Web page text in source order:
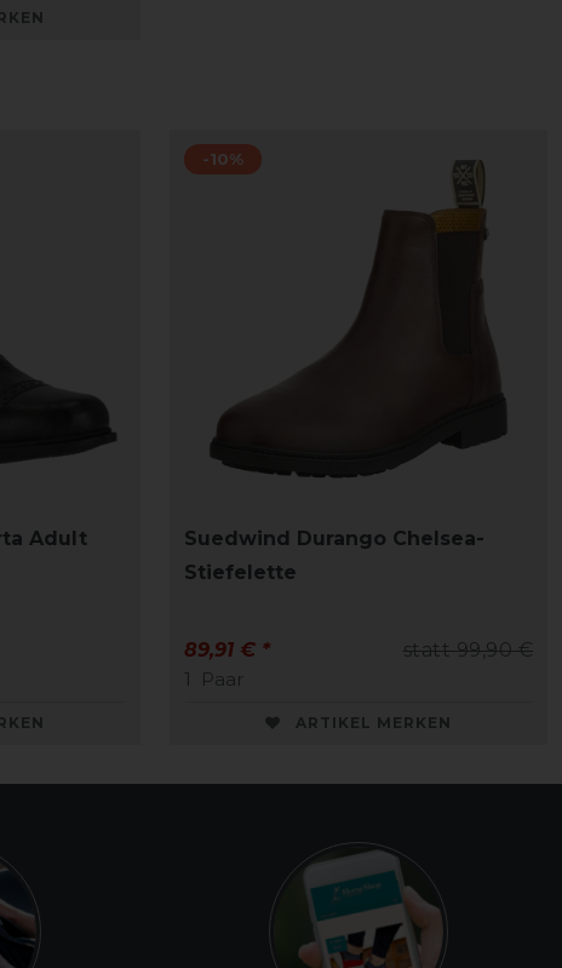
Adult
-10%
Suedwind Durango Chelsea-
Stiefelette
statt 99,90 €
89,91 € *
1
Paar
ARTIKEL MERKEN